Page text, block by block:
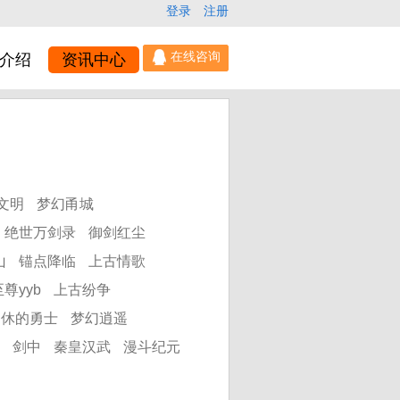
登录 注册
绍 资讯中心
明
梦幻甬城
绝世万剑录
御剑红尘
锚点降临
上古情歌
尊yyb
上古纷争
的勇士
梦幻逍遥
剑中
秦皇汉武 漫斗纪元